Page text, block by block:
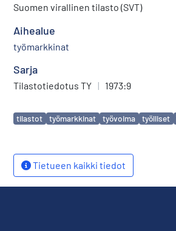
Suomen virallinen tilasto (SVT)
Aihealue
työmarkkinat
Sarja
Tilastotiedotus TY | 1973:9
Avainsanat
tilastot työmarkkinat työvoima työlliset
Tietueen kaikki tiedot